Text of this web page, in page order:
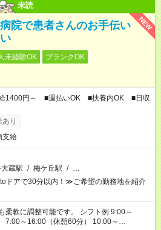
未読
NEW
院で患者さんのお手伝い
未経験OK
ブランクOK
給1400円～ ■週払いOK ■扶養内OK ■日収
り
支給
蔵駅 / 梅ケ丘駅 / …
ドアで30分以内！≫ご希望の勤務地を紹介
整可能です。 シフト例 9:00～
7:00～16:00（休憩60分） 10:00～